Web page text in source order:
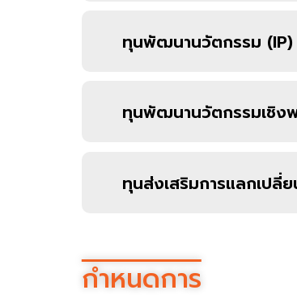
ทุนพัฒนานวัตกรรม (IP)
ทุนพัฒนานวัตกรรมเชิง
ทุนส่งเสริมการแลกเปลี่
กำหนดการ